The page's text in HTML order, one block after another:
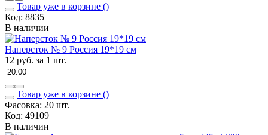
Товар уже в корзине ()
Код: 8835
В наличии
Наперсток № 9 Россия 19*19 см
12 руб. за 1 шт.
Товар уже в корзине ()
Фасовка: 20 шт.
Код: 49109
В наличии